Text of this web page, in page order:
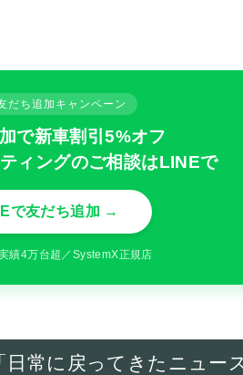
だち追加キャンペーン
で新車割引5%オフ
ィングのご相談はLINEで
で友だち追加 →
績4万台超／SystemX正規店
常に戻ってきたニュース